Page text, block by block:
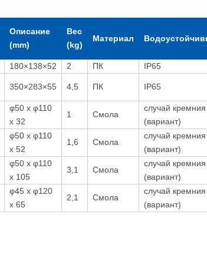
Описание
(mm)
Вес
(kg)
Материал
180×138×52 2 ПК
IP65
350×283×55 4,5 ПК IP65
φ50 x φ110
x 32
1 Смола
случай кремния
(вариант)
φ50 x φ110
x 52
1,6 Смола
случай кремния
(вариант)
φ50 x φ110
x 105
3,1 Смола
случай кремния
(вариант)
φ45 x φ120
x 65
2,1 Смола
случай кремния
(вариант)